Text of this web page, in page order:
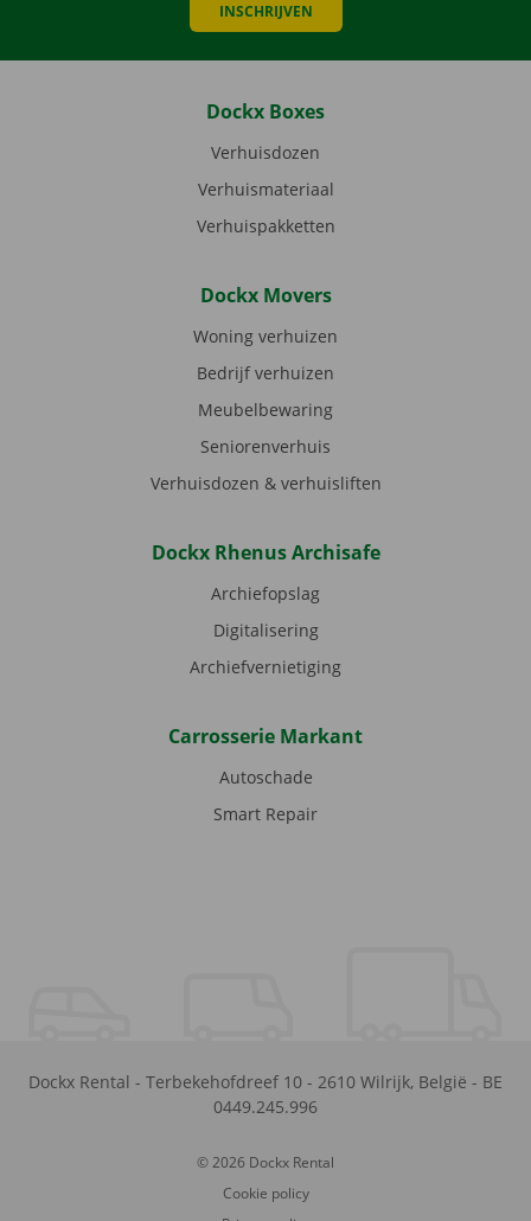
INSCHRIJVEN
Dockx Boxes
Verhuisdozen
Verhuismateriaal
Verhuispakketten
Dockx Movers
Woning verhuizen
Bedrijf verhuizen
Meubelbewaring
Seniorenverhuis
Verhuisdozen & verhuisliften
Dockx Rhenus Archisafe
Archiefopslag
Digitalisering
Archiefvernietiging
Carrosserie Markant
Autoschade
Smart Repair
Dockx Rental - Terbekehofdreef 10 - 2610 Wilrijk, België - BE
0449.245.996
© 2026 Dockx Rental
Cookie policy